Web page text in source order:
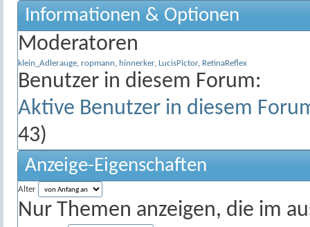
Informationen & Optionen
Moderatoren
klein_Adlerauge ropmann hinnerker, LucisPictor, RetinaReflex
Benutzer in diesem Forum:
Aktive Benutzer in diesem
43)
Anzeige-Eigenschaften
Alter
Nur Themen anzeigen, die im